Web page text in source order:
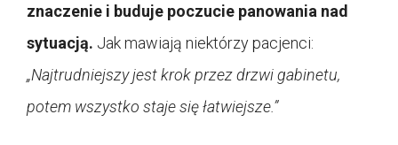
znaczenie i buduje poczucie panowania nad
sytuacją. Jak mawiają niektórzy pacjenci:
„Najtrudniejszy jest krok przez drzwi gabinetu,
potem wszystko staje się łatwiejsze.”